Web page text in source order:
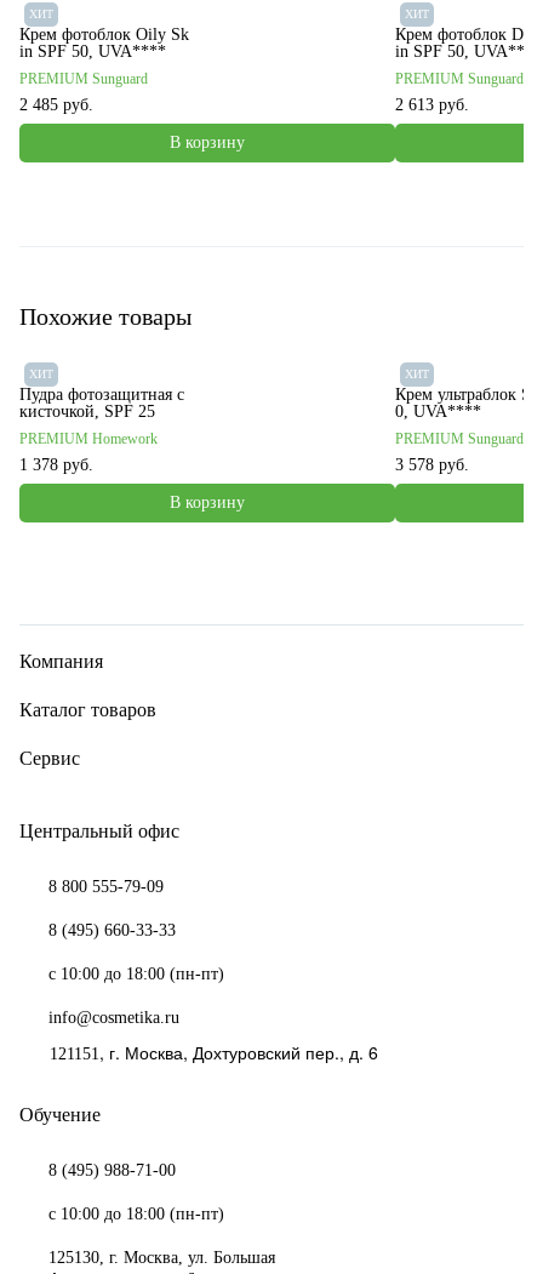
ХИТ
Крем фотоблок Оily Sk
in SPF 50, UVA****
PREMIUM Sunguard
2 485 руб.
В корзину
ХИТ
Крем фотоблок Dry
in SPF 50, UVA****
PREMIUM Sunguard
2 613 руб.
Похожие товары
ХИТ
Пудра фотозащитная с
кисточкой, SPF 25
PREMIUM Homework
1 378 руб.
В корзину
ХИТ
Крем ультраблок
0, UVA****
PREMIUM Sunguard
3 578 руб.
Компания
Каталог товаров
Сервис
Центральный офис
8 800 555-79-09
8 (495) 660-33-33
с 10:00 до 18:00 (пн-пт)
info@cosmetika.ru
121151, г. Москва, Дохтуровский пер., д. 6
Обучение
8 (495) 988-71-00
с 10:00 до 18:00 (пн-пт)
125130, г. Москва, ул. Большая